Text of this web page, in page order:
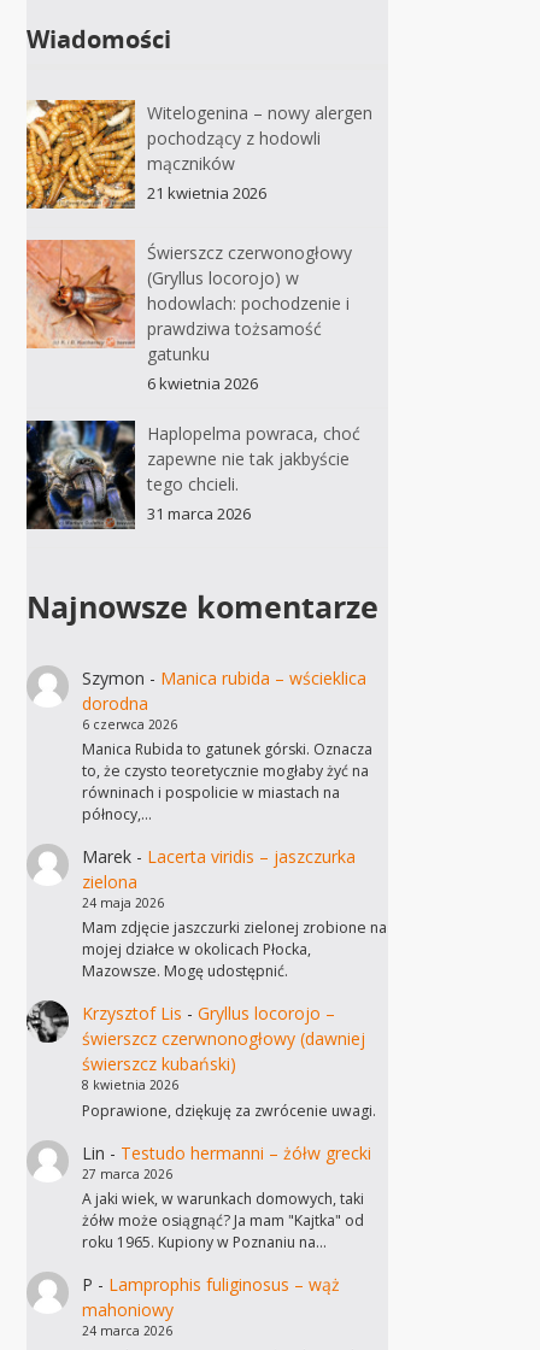
Wiadomości
Witelogenina – nowy alergen
pochodzący z hodowli
mączników
21 kwietnia 2026
Świerszcz czerwonogłowy
(Gryllus locorojo) w
hodowlach: pochodzenie i
prawdziwa tożsamość
gatunku
6 kwietnia 2026
Haplopelma powraca, choć
zapewne nie tak jakbyście
tego chcieli.
31 marca 2026
Najnowsze komentarze
Szymon - Manica rubida – wścieklica
dorodna
6 czerwca 2026
Manica Rubida to gatunek górski. Oznacza
to, że czysto teoretycznie mogłaby żyć na
równinach i pospolicie w miastach na
północy,…
Marek- Lacerta viridis – jaszczurka
zielona
24 maja 2026
Mam zdjęcie jaszczurki zielonej zrobione na
mojej działce w okolicach Płocka,
Mazowsze. Mogę udostępnić.
Krzysztof Lis - Gryllus locorojo –
świerszcz czerwnonogłowy (dawniej
świerszcz kubański)
8 kwietnia 2026
Poprawione, dziękuję za zwrócenie uwagi.
Lin - Testudo hermanni – żółw grecki
27 marca 2026
A jaki wiek, w warunkach domowych, taki
żółw może osiągnąć? Ja mam "Kajtka" od
roku 1965. Kupiony w Poznaniu na…
P - Lamprophis fuliginosus – wąż
mahoniowy
24 marca 2026